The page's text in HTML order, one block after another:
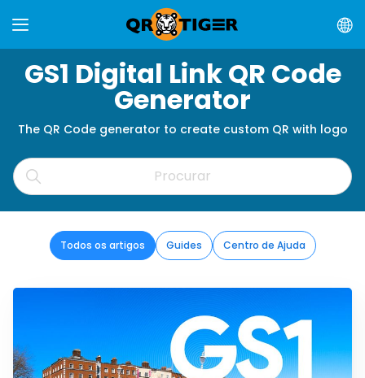
GS1 Digital Link QR Code
Generator
The QR Code generator to create custom QR with logo
Todos os artigos Guides Centro de Ajuda